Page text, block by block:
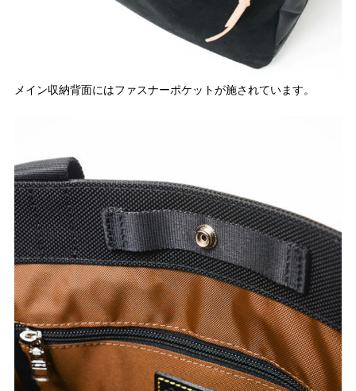
メイン収納背面にはファスナーポケットが施されています。